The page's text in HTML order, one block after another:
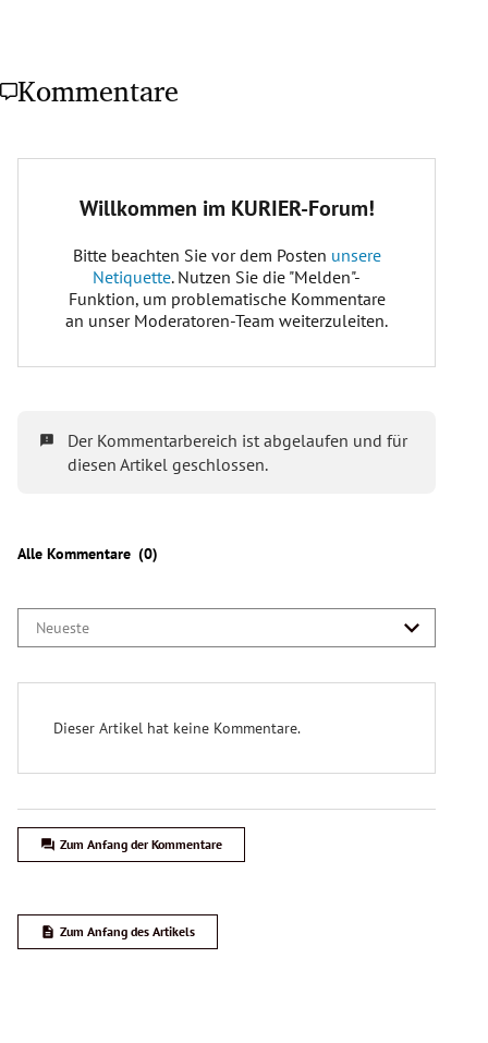
Kommentare